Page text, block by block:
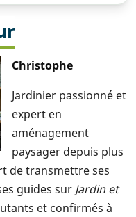
Christophe
Jardinier passionné et
expert en
aménagement
paysager depuis plus
de transmettre ses
guides sur Jardin et
et confirmés à